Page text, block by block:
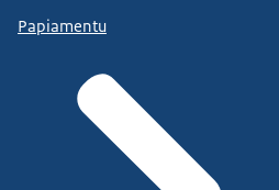
Papiamentu